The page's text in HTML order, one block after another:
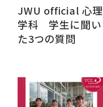
JWU official 心理
学科 学生に聞い
た3つの質問